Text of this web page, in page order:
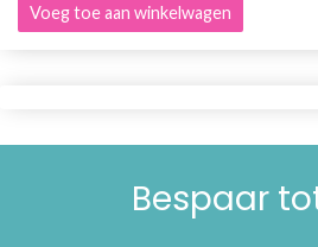
Voeg toe aan winkelwagen
Bespaar